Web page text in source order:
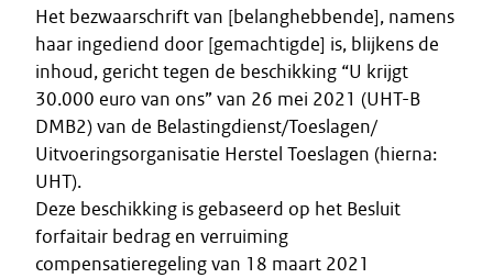
Het bezwaarschrift van [belanghebbende], namens
haar ingediend door [gemachtigde] is, blijkens de
inhoud, gericht tegen de beschikking “U krijgt
30.000 euro van ons” van 26 mei 2021 (UHT-B
DMB2) van de Belastingdienst/Toeslagen/
Uitvoeringsorganisatie Herstel Toeslagen (hierna:
UHT).
Deze beschikking is gebaseerd op het Besluit
forfaitair bedrag en verruiming
compensatieregeling van 18 maart 2021